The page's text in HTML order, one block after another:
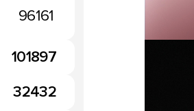
96161
101897
32432